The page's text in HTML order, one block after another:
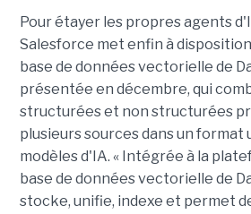
Pour étayer les propres agents
Salesforce met enfin à
base de données vectorielle de
présentée en décembre, qui
structurées et non structurées
plusieurs sources dans un format
modèles d'IA. « Intégrée à la
base de données vectorielle de
stocke, unifie, indexe et permet